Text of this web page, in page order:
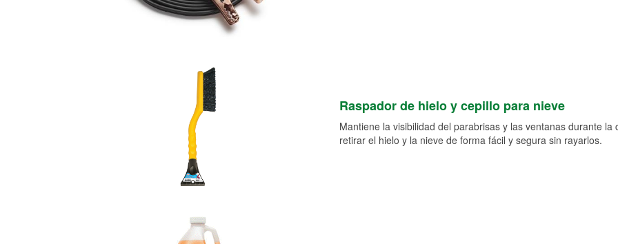
Raspador de hielo y cepillo para nieve
Mantiene la visibilidad del parabrisas y las ventanas durante
retirar el hielo y la nieve de forma fácil y segura sin rayarlos.